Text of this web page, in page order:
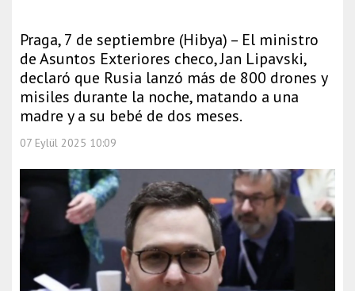
Praga, 7 de septiembre (Hibya) – El ministro
de Asuntos Exteriores checo, Jan Lipavski,
declaró que Rusia lanzó más de 800 drones y
misiles durante la noche, matando a una
madre y a su bebé de dos meses.
07 Eylül 2025 10:09